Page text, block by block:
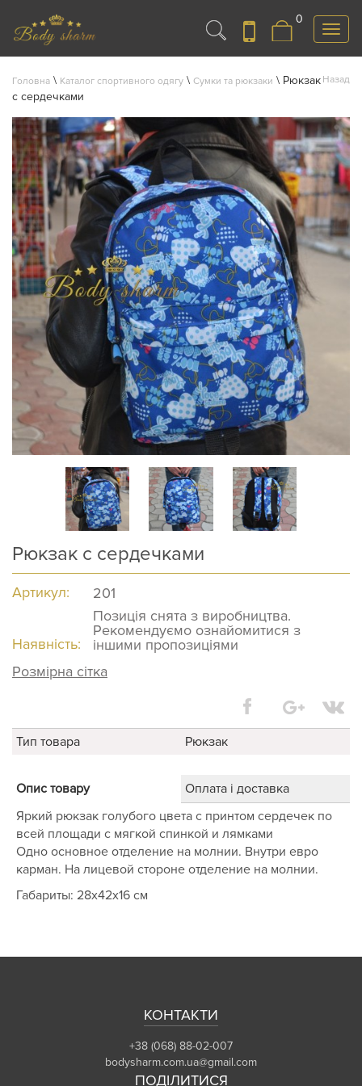
Меню
0
Назад
Головна \ Каталог спортивного одягу \ Сумки та рюкзаки \ Рюкзак
с сердечками
Рюкзак с сердечками
Артикул: 201
Наявність:
Позиція снята з виробництва.
Рекомендуємо ознайомитися з
іншими пропозиціями
Розмірна сітка
Тип товара Рюкзак
Опис товару
Оплата і доставка
Яркий рюкзак голубого цвета с принтом сердечек по
всей площади с мягкой спинкой и лямками
Одно основное отделение на молнии. Внутри евро
карман. На лицевой стороне отделение на молнии.
Габариты: 28х42х16 см
КОНТАКТИ
+38 (068) 88-02-007
bodysharm.com.ua@gmail.com
ПОДІЛИТИСЯ